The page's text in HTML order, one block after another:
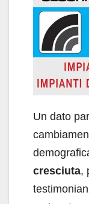
Un dato
cresciuta,